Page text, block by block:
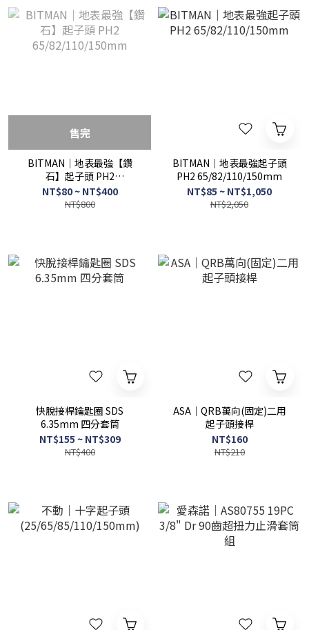
售完
BITMAN｜地表最強【鑽
石】起子頭 PH2
65/82/110/150mm
NT$80 ~ NT$400
NT$800
BITMAN｜地表最強起子頭
PH2 65/82/110/150mm
NT$85 ~ NT$1,050
NT$2,050
快脫接桿鑰匙圈 SDS
6.35mm 四分套筒
NT$155 ~ NT$309
NT$400
ASA｜QRB萬向(固定)二用
起子頭接桿
NT$160
NT$210